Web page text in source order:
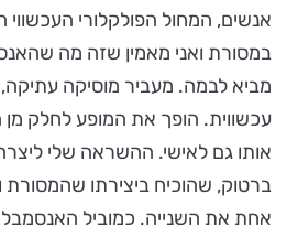
אנשים, המחול הפולקלורי העכשווי
במסורת ואני מאמין שזה מה
מביא לבמה. מעביר מוסיקה
עכשווית. הופך את המופע לחלק מן
אותו גם לאישי. ההשראה שלי
ברטוק, שהוכיח ביצירתו שהמסורת
אחת את השנייה. כמוביל